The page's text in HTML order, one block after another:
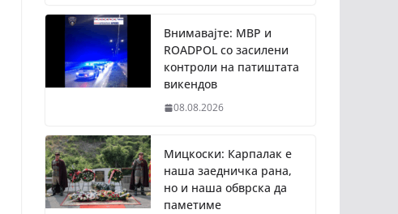
Внимавајте: МВР и
ROADPOL со засилени
контроли на патиштата
викендов
08.08.2026
Мицкоски: Карпалак е
наша заедничка рана,
но и наша обврска да
паметиме